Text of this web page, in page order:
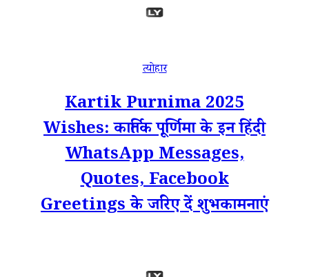
त्योहार
Kartik Purnima 2025
Wishes: कार्तिक पूर्णिमा के इन हिंदी
WhatsApp Messages,
Quotes, Facebook
Greetings के जरिए दें शुभकामनाएं